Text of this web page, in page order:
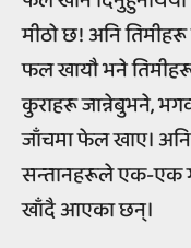
मीठो छ! अनि
फल खायौ भने
कुराहरू जान्नेबुभने,
जाँचमा फेल खाए।
सन्तानहरूले एक-एक
खाँदै आएका छन्।